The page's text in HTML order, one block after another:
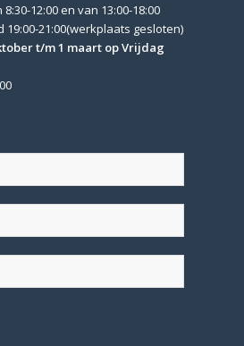
12:00 en van 13:00-18:00
21:00(werkplaats gesloten)
t/m 1 maart op Vrijdag